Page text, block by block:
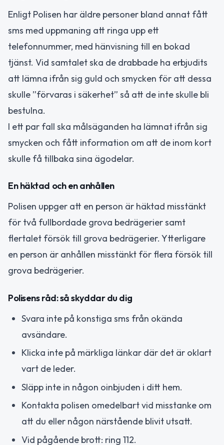
Enligt Polisen har äldre personer bland annat fått
sms med uppmaning att ringa upp ett
telefonnummer, med hänvisning till en bokad
tjänst. Vid samtalet ska de drabbade ha erbjudits
att lämna ifrån sig guld och smycken för att dessa
skulle ”förvaras i säkerhet” så att de inte skulle bli
bestulna.
I ett par fall ska målsäganden ha lämnat ifrån sig
smycken och fått information om att de inom kort
skulle få tillbaka sina ägodelar.
En häktad och en anhållen
Polisen uppger att en person är häktad misstänkt
för två fullbordade grova bedrägerier samt
flertalet försök till grova bedrägerier. Ytterligare
en person är anhållen misstänkt för flera försök till
grova bedrägerier.
Polisens råd: så skyddar du dig
Svara inte på konstiga sms från okända
avsändare.
Klicka inte på märkliga länkar där det är oklart
vart de leder.
Släpp inte in någon oinbjuden i ditt hem.
Kontakta polisen omedelbart vid misstanke om
att du eller någon närstående blivit utsatt.
Vid pågående brott: ring 112.